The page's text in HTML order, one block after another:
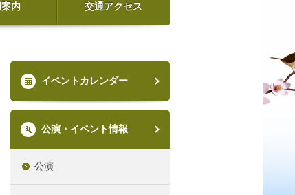
内 交通アクセス
イベントカレンダー
公演・イベント情報
公演